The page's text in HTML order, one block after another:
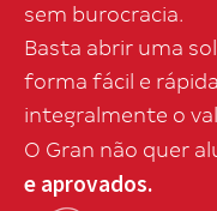
sem burocracia.
Basta abrir uma
forma fácil e
integralmente o
O Gran não quer
e aprovados.